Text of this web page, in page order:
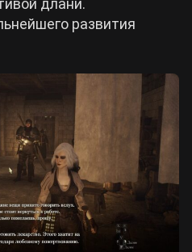
длани.
развития